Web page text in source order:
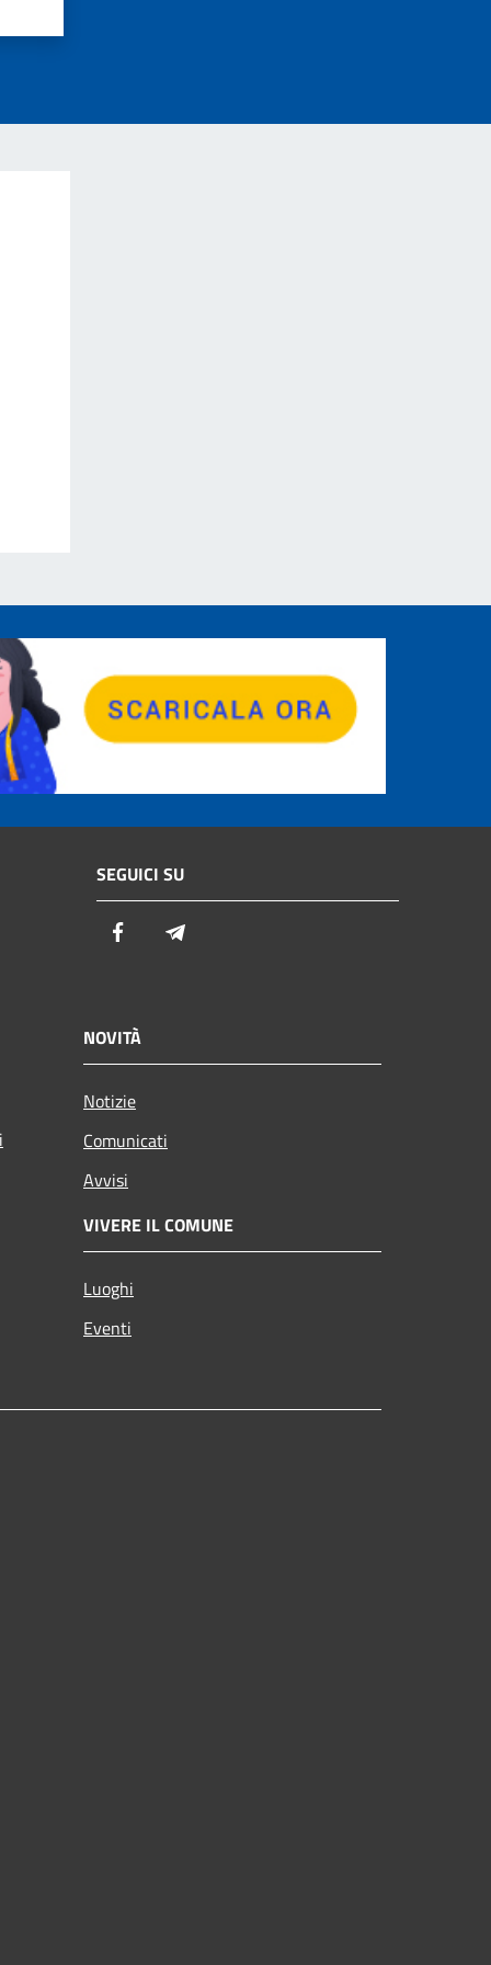
SEGUICI SU
Facebook
NOVITÀ
Notizie
Comunicati
Avvisi
VIVERE IL COMUNE
Luoghi
Eventi